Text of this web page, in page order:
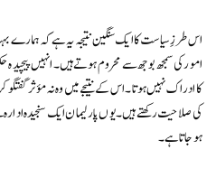
اس طرزِ سیاست کا ایک سنگین نتیجہ یہ ہے کہ ہمارے بہت
امور کی سمجھ بوجھ سے محروم ہوتے ہیں۔ انہیں
کا ادراک نہیں ہوتا۔ اس کے نتیجے میں وہ نہ مؤثر گفتگو
کی صلاحیت رکھتے ہیں۔ یوں پارلیمان ایک سنجیدہ
ہو جاتا ہے۔